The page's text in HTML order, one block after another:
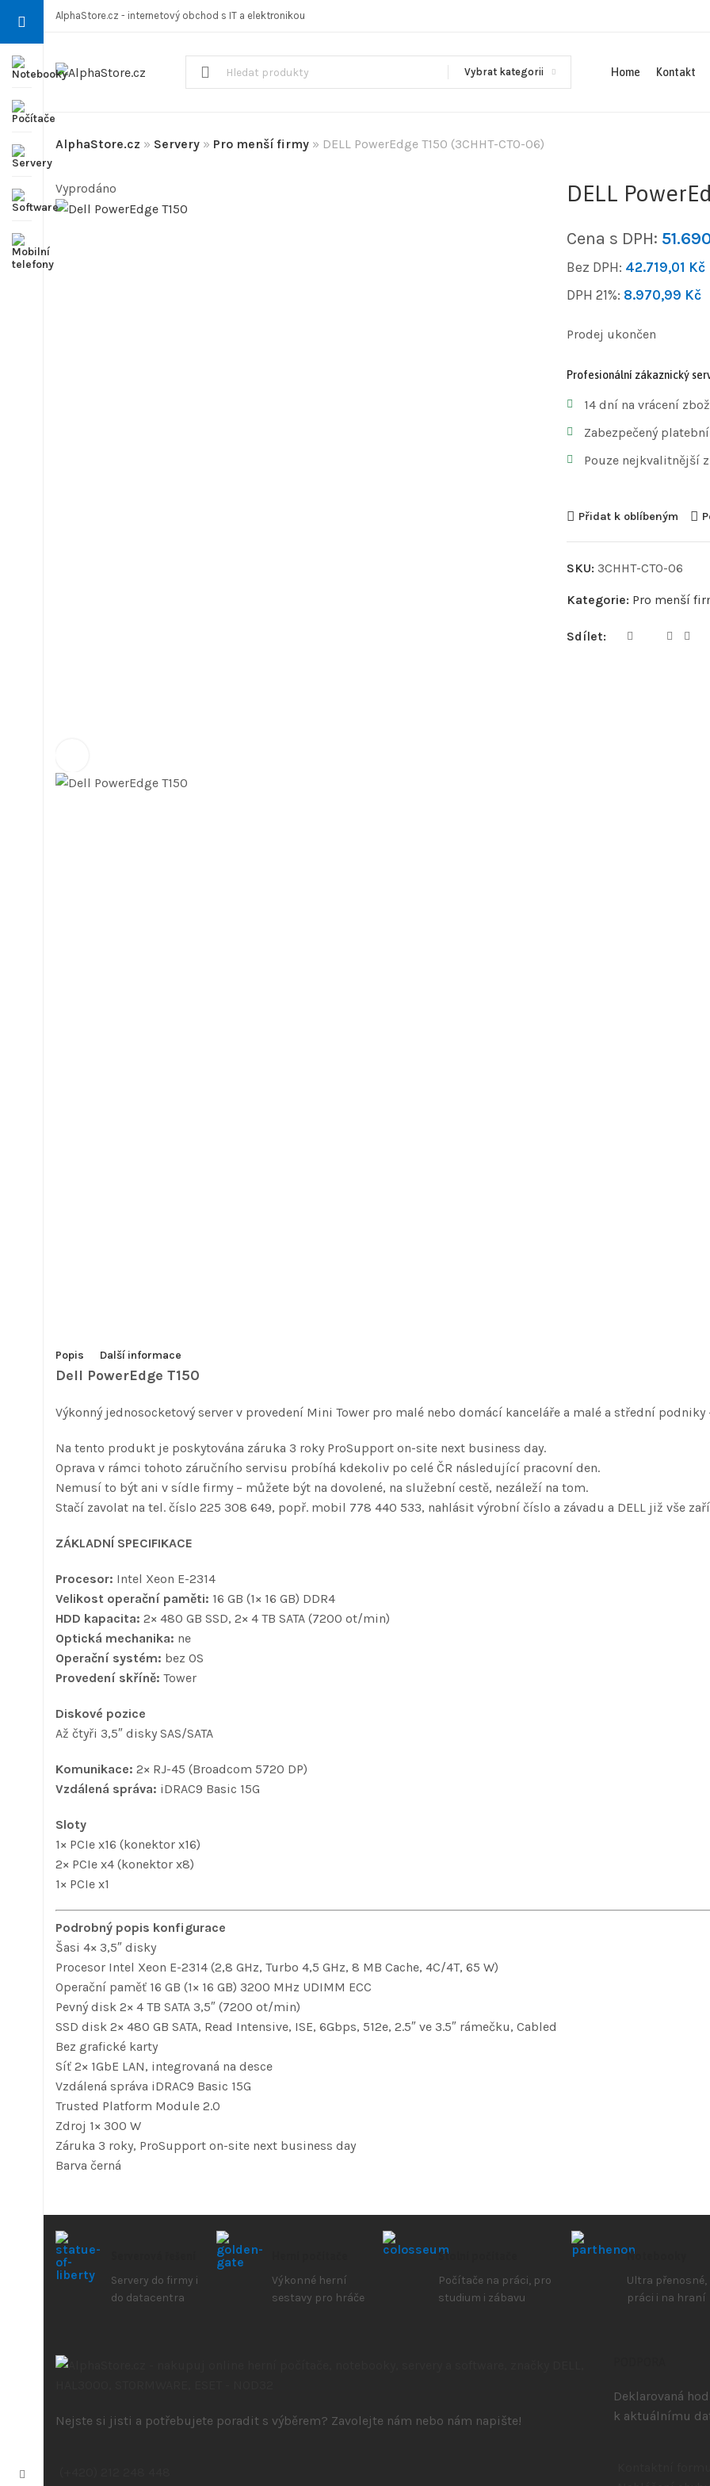
AlphaStore.cz - internetový obchod s IT a elektronikou
Vybrat kategorii Home Kontakt
AlphaStore.cz » Servery » Pro menší firmy » DELL PowerEdge T150 (3CHHT-CTO-06)
Vyprodáno DELL
Cena s DPH:
Bez DPH: 42.719,01 Kč
DPH 21%: 8.970,99 Kč
Prodej ukončen
Profesionální zákaznický
14 dní na vrácení
Zabezpečený
Pouze nejkvalitnější
Přidat k oblíbeným
SKU: 3CHHT-CTO-06
Kategorie: Pro menší
Sdílet:
Popis Další informace
Dell PowerEdge T150
Výkonný jednosocketový server v provedení Mini Tower pro malé nebo domácí kanceláře a malé a střední
Na tento produkt je poskytována záruka 3 roky ProSupport on-site next business day.
Oprava v rámci tohoto záručního servisu probíhá kdekoliv po celé ČR následující pracovní den.
Nemusí to být ani v sídle firmy – můžete být na dovolené, na služební cestě, nezáleží na tom.
Stačí zavolat na tel. číslo 225 308 649, popř. mobil 778 440 533, nahlásit výrobní číslo a závadu a DELL již vše
ZÁKLADNÍ SPECIFIKACE
Procesor: Intel Xeon E-2314
Velikost operační paměti: 16 GB (1× 16 GB) DDR4
HDD kapacita: 2× 480 GB SSD, 2× 4 TB SATA (7200 ot/min)
Optická mechanika: ne
Operační systém: bez OS
Provedení skříně: Tower
Diskové pozice
Až čtyři 3,5″ disky SAS/SATA
Komunikace: 2× RJ-45 (Broadcom 5720 DP)
Vzdálená správa: iDRAC9 Basic 15G
Sloty
1× PCIe x16 (konektor x16)
2× PCIe x4 (konektor x8)
1× PCIe x1
Podrobný popis konfigurace
Šasi 4× 3,5″ disky
Procesor Intel Xeon E-2314 (2,8 GHz, Turbo 4,5 GHz, 8 MB Cache, 4C/4T, 65 W)
Operační paměť 16 GB (1× 16 GB) 3200 MHz UDIMM ECC
Pevný disk 2× 4 TB SATA 3,5″ (7200 ot/min)
SSD disk 2× 480 GB SATA, Read Intensive, ISE, 6Gbps, 512e, 2.5″ ve 3.5″ rámečku, Cabled
Bez grafické karty
Síť 2× 1GbE LAN, integrovaná na desce
Vzdálená správa iDRAC9 Basic 15G
Trusted Platform Module 2.0
Zdroj 1× 300 W
Záruka 3 roky, ProSupport on-site next business day
Barva černá
Servery do firmy i
do datacentra
Výkonné herní
sestavy pro hráče
Stolní počítače
Počítače na práci, pro
studium i zábavu
Notebooky
Ultra přenosné,
práci i na hraní
Nejste si jisti a potřebujete poradit s výběrem? Zavolejte nám nebo nám napište!
Deklarovaná
k aktuálnímu